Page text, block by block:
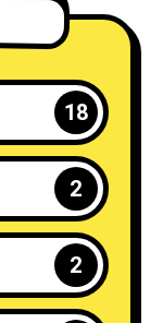
18
2
2